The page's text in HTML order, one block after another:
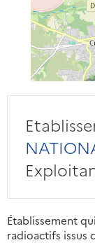
Établissement
radioactifs issus